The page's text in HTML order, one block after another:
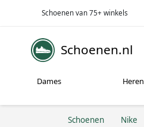
Schoenen van 75+ winkels
Schoenen.nl
Dames Heren
Schoenen Nike